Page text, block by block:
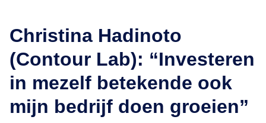
Christina Hadinoto
(Contour Lab): “Investeren
in mezelf betekende ook
mijn bedrijf doen groeien”